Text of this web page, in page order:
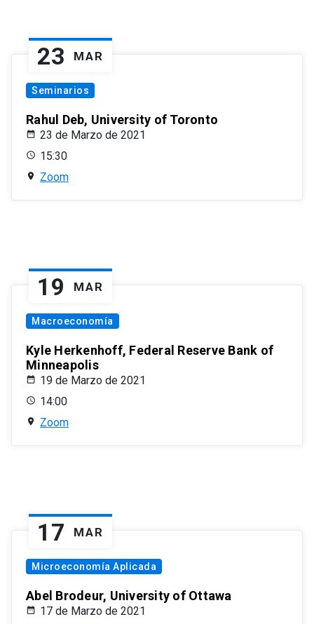
23 MAR
Seminarios
Rahul Deb, University of Toronto
23 de Marzo de 2021
15:30
Zoom
19 MAR
Macroeconomía
Kyle Herkenhoff, Federal Reserve Bank of
Minneapolis
19 de Marzo de 2021
14:00
Zoom
17 MAR
Microeconomía Aplicada
Abel Brodeur, University of Ottawa
17 de Marzo de 2021